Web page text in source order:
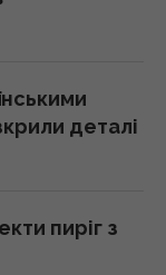
газу
пам'ятки
деталі
пиріг з